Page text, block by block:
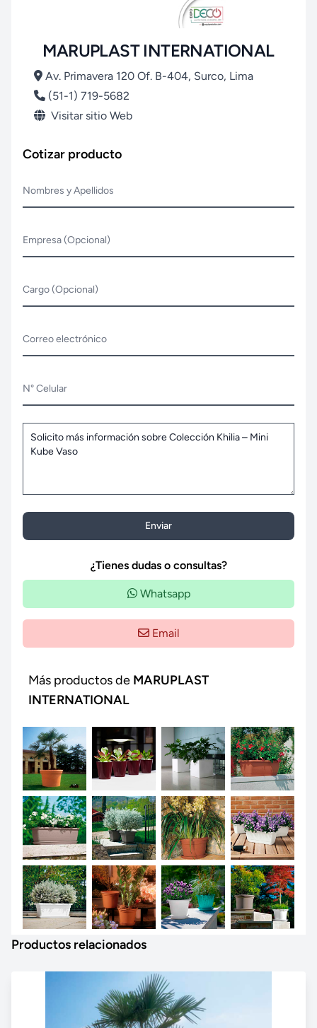
MARUPLAST INTERNATIONAL
Av. Primavera 120 Of. B-404, Surco, Lima
(51-1) 719-5682
Visitar sitio Web
Cotizar producto
Nombres y Apellidos
Empresa (Opcional)
Cargo (Opcional)
Correo electrónico
N° Celular
Enviar
¿Tienes dudas o consultas?
Whatsapp
Email
Más productos de MARUPLAST
INTERNATIONAL
Productos relacionados